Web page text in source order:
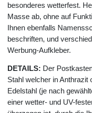
besonderes wetterfest.
Masse ab, ohne auf
Ihnen ebenfalls
beschriften, und
Werbung-Aufkleber.
DETAILS: Der
Stahl welcher in Anthrazit
Edelstahl (je nach
einer wetter- und UV-